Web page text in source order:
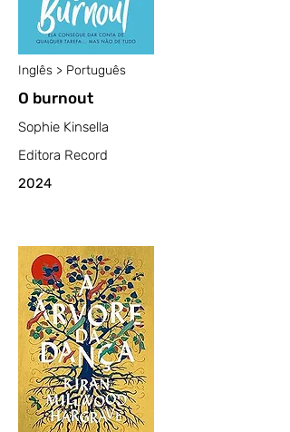
Inglês > Português
O burnout
Sophie Kinsella
Editora Record
2024